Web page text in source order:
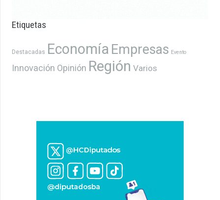
Etiquetas
Destacadas Economía Empresas Evento
Innovación Opinión Región Varios